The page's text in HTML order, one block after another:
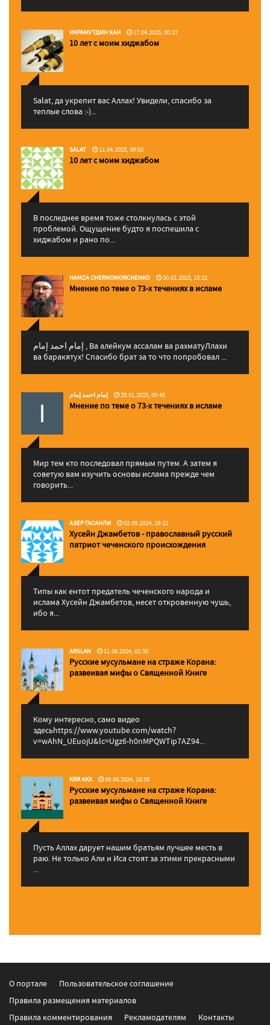
ИКРАМУТДИН ХАН 17.04.2025, 00:27
10 лет с моим хиджабом
Salat, да укрепит вас Аллаx! Увидели, спасибо за
теплые слова :-)...
SALAT 11.04.2025, 09:02
10 лет с моим хиджабом
В последнее время тоже столкнулась с этой
проблемой. Ощущение будто я поспешила с
хиджабом и рано по...
HAMZA CHERNOMORCHENKO 30.01.2025, 15:22
Мнение по теме о 73-х течениях в исламе
إمام احمد إمام , Ва алейкум ассалам ва рахматуЛлахи
ва баракятух! Спасибо брат за то что попробовал ...
إمام احمد إمام 29.01.2025, 00:43
Мнение по теме о 73-х течениях в исламе
Мир тем кто последовал прямым путем. А затем я
советую вам изучить основы ислама прежде чем
говорить...
АЗЕР ГАСАНЛИ 02.09.2024, 19:12
Хусейн Джамбетов - православный русский
патриот чеченского происхождения
Типы как ентот предатель чеченского народа и
ислама Хусейн Джамбетов, несет откровенную чушь,
ибо я...
ARSLAN 11.06.2024, 02:50
Русские мусульмане на страже Корана:
pазвеивая мифы о Священной Книге
Кому интересно, само видео
здесьhttps://www.youtube.com/watch?
v=wAhN_UEuojU&lc=Ugz6-h0nMPQWTip7AZ94...
KRR AKK 09.06.2024, 18:56
Русские мусульмане на страже Корана:
pазвеивая мифы о Священной Книге
Пусть Аллах дарует нашим братьям лучшее месть в
раю. Не только Али и Иса стоят за этими прекрасными
...
О портале
Пользовательское соглашение
Правила размещения материалов
Правила комментирования
Рекламодателям Контакты